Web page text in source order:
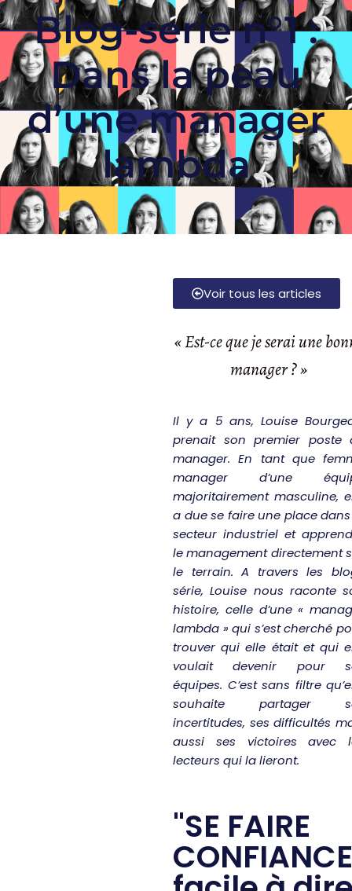
Blog-serie n°1 :
Dans la peau
d’une manager
lambda
Voir tous les articles
« Est-ce que je serai une
manager ? »
Il y a 5 ans, Louise
prenait son premier poste
manager. En tant que
manager d’une
majoritairement masculine,
a due se faire une place
secteur industriel et
le management directement
le terrain. A travers les
série, Louise nous raconte
histoire, celle d’une «
lambda » qui s’est cherché
trouver qui elle était et qui
voulait devenir pour
équipes. C’est sans filtre
souhaite partager
incertitudes, ses difficultés
aussi ses victoires avec
lecteurs qui la lieront.
"SE FAIRE